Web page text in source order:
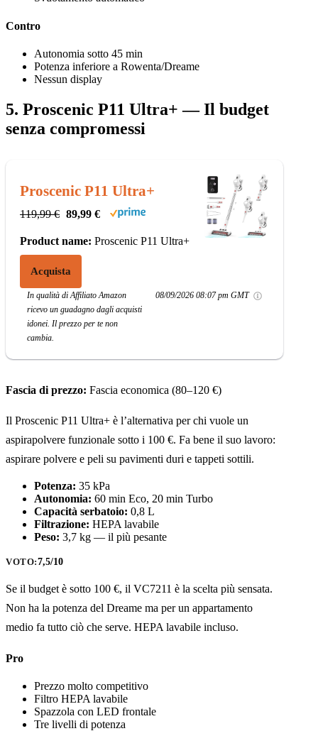
Contro
Autonomia sotto 45 min
Potenza inferiore a Rowenta/Dreame
Nessun display
5. Proscenic P11 Ultra+ — Il budget
senza compromessi
Proscenic P11 Ultra+
119,99 € 89,99 €
Product name: Proscenic P11 Ultra+
Acquista
In qualità di Affiliato Amazon
ricevo un guadagno dagli acquisti
idonei. Il prezzo per te non
cambia.
08/09/2026 08:07 pm GMT
Fascia di prezzo: Fascia economica (80–120 €)
Il Proscenic P11 Ultra+ è l’alternativa per chi vuole un
aspirapolvere funzionale sotto i 100 €. Fa bene il suo lavoro:
aspirare polvere e peli su pavimenti duri e tappeti sottili.
Potenza: 35 kPa
Autonomia: 60 min Eco, 20 min Turbo
Capacità serbatoio: 0,8 L
Filtrazione: HEPA lavabile
Peso: 3,7 kg — il più pesante
VOTO:7,5/10
Se il budget è sotto 100 €, il VC7211 è la scelta più sensata.
Non ha la potenza del Dreame ma per un appartamento
medio fa tutto ciò che serve. HEPA lavabile incluso.
Pro
Prezzo molto competitivo
Filtro HEPA lavabile
Spazzola con LED frontale
Tre livelli di potenza